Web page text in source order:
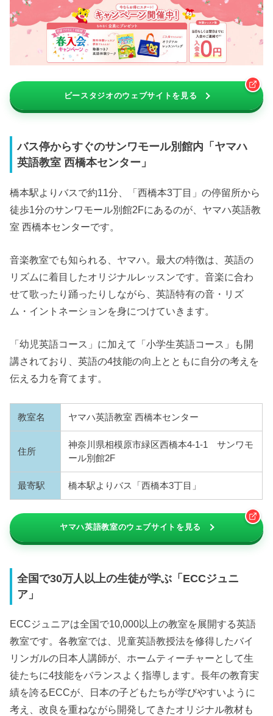
ビースタジオのウェブサイトを見る
バス停からすぐのサンワモール別館内「ヤマハ
英語教室 西橋本センター」
橋本駅よりバスで約11分、「西橋本3丁目」の停留所から
徒歩1分のサンワモール別館2Fにあるのが、ヤマハ英語教
室 西橋本センターです。
音楽教室でも知られる、ヤマハ。最大の特徴は、英語の
リズムに着目したオリジナルレッスンです。音楽に合わ
せて歌ったり踊ったりしながら、英語特有の音・リズ
ム・イントネーションを身につけていきます。
「幼児英語コース」に加えて「小学生英語コース」も開
講されており、英語の4技能の向上とともに自分の考えを
伝える力を育てます。
教室名 ヤマハ英語教室 西橋本センター
住所
神奈川県相模原市緑区西橋本4-1-1 サンワモ
ール別館2F
最寄駅 橋本駅よりバス「西橋本3丁目」
ヤマハ英語教室のウェブサイトを見る
全国で30万人以上の生徒が学ぶ「ECCジュニ
ア」
ECCジュニアは全国で10,000以上の教室を展開する英語
教室です。各教室では、児童英語教授法を修得したバイ
リンガルの日本人講師が、ホームティーチャーとして生
徒たちに4技能をバランスよく指導します。長年の教育実
績を誇るECCが、日本の子どもたちが学びやすいように
考え、改良を重ねながら開発してきたオリジナル教材も